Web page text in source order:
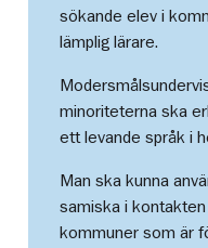
sökande elev i
lämplig lärare.
minoriteterna ska
ett levande språk i
Man ska kunna
samiska i
kommuner som är